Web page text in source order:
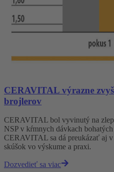
CERAVITAL výrazne
brojlerov
CERAVITAL bol vyvinutý na
NSP v kŕmnych dávkach
CERAVITAL sa dá preukázať aj
skúšok vo výskume a praxi.
Dozvedieť sa viac